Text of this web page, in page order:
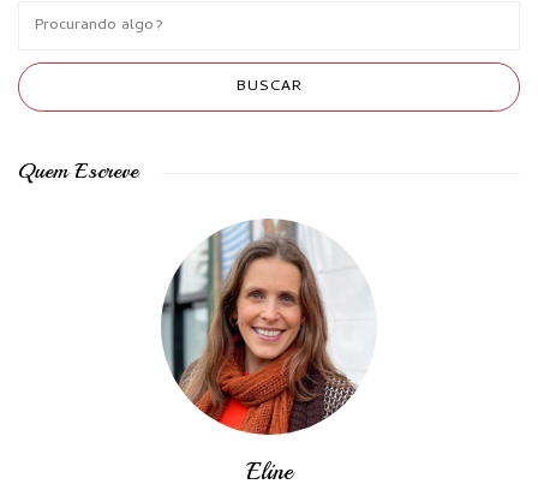
Quem Escreve
Eline